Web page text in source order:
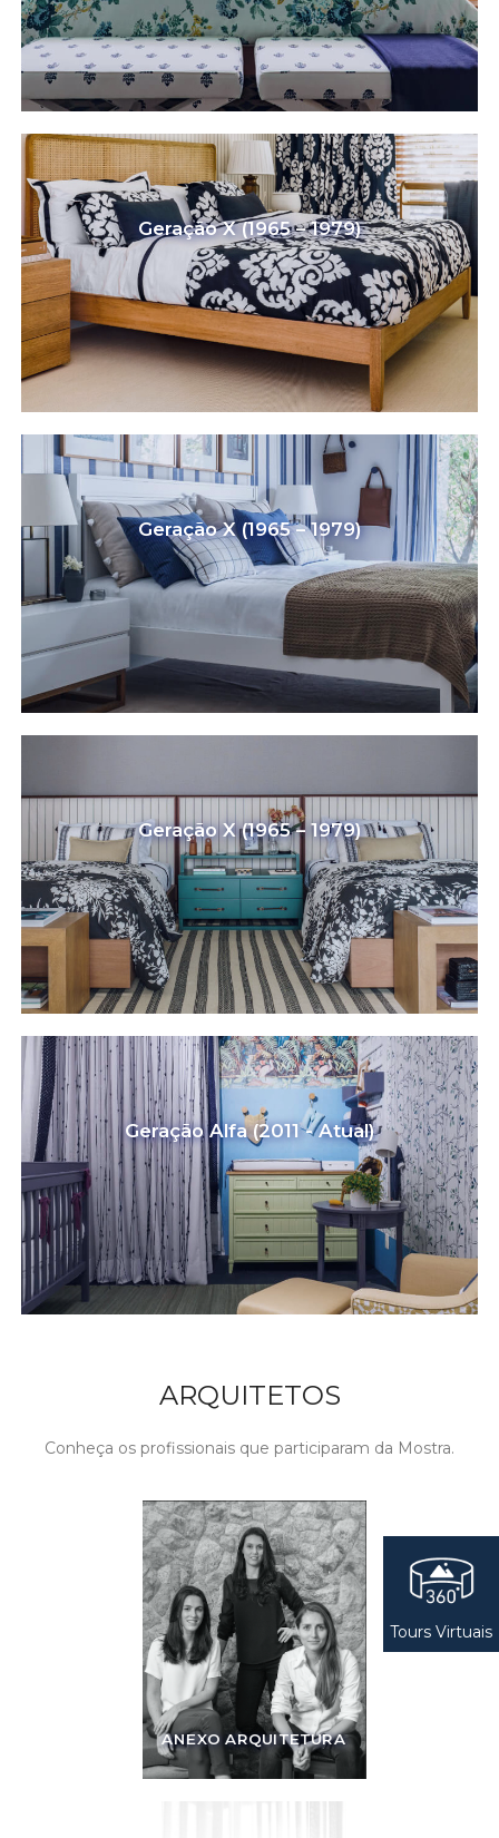
Geração X (1965 – 1979)
Geração X (1965 – 1979)
Geração X (1965 – 1979)
Geração Alfa (2011 - Atual)
ARQUITETOS
Conheça os profissionais que participaram da Mostra.
ANEXO ARQUITETURA
Tours Virtuais